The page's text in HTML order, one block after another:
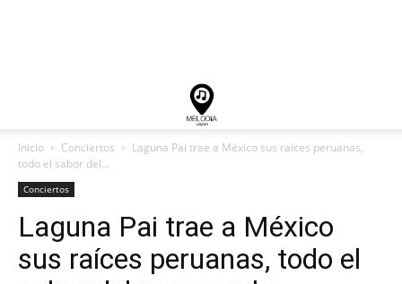
Inicio Conciertos
Laguna Pai trae a México sus raíces peruanas,
todo el sabor del...
Conciertos
Laguna Pai trae a México
sus raíces peruanas, todo el